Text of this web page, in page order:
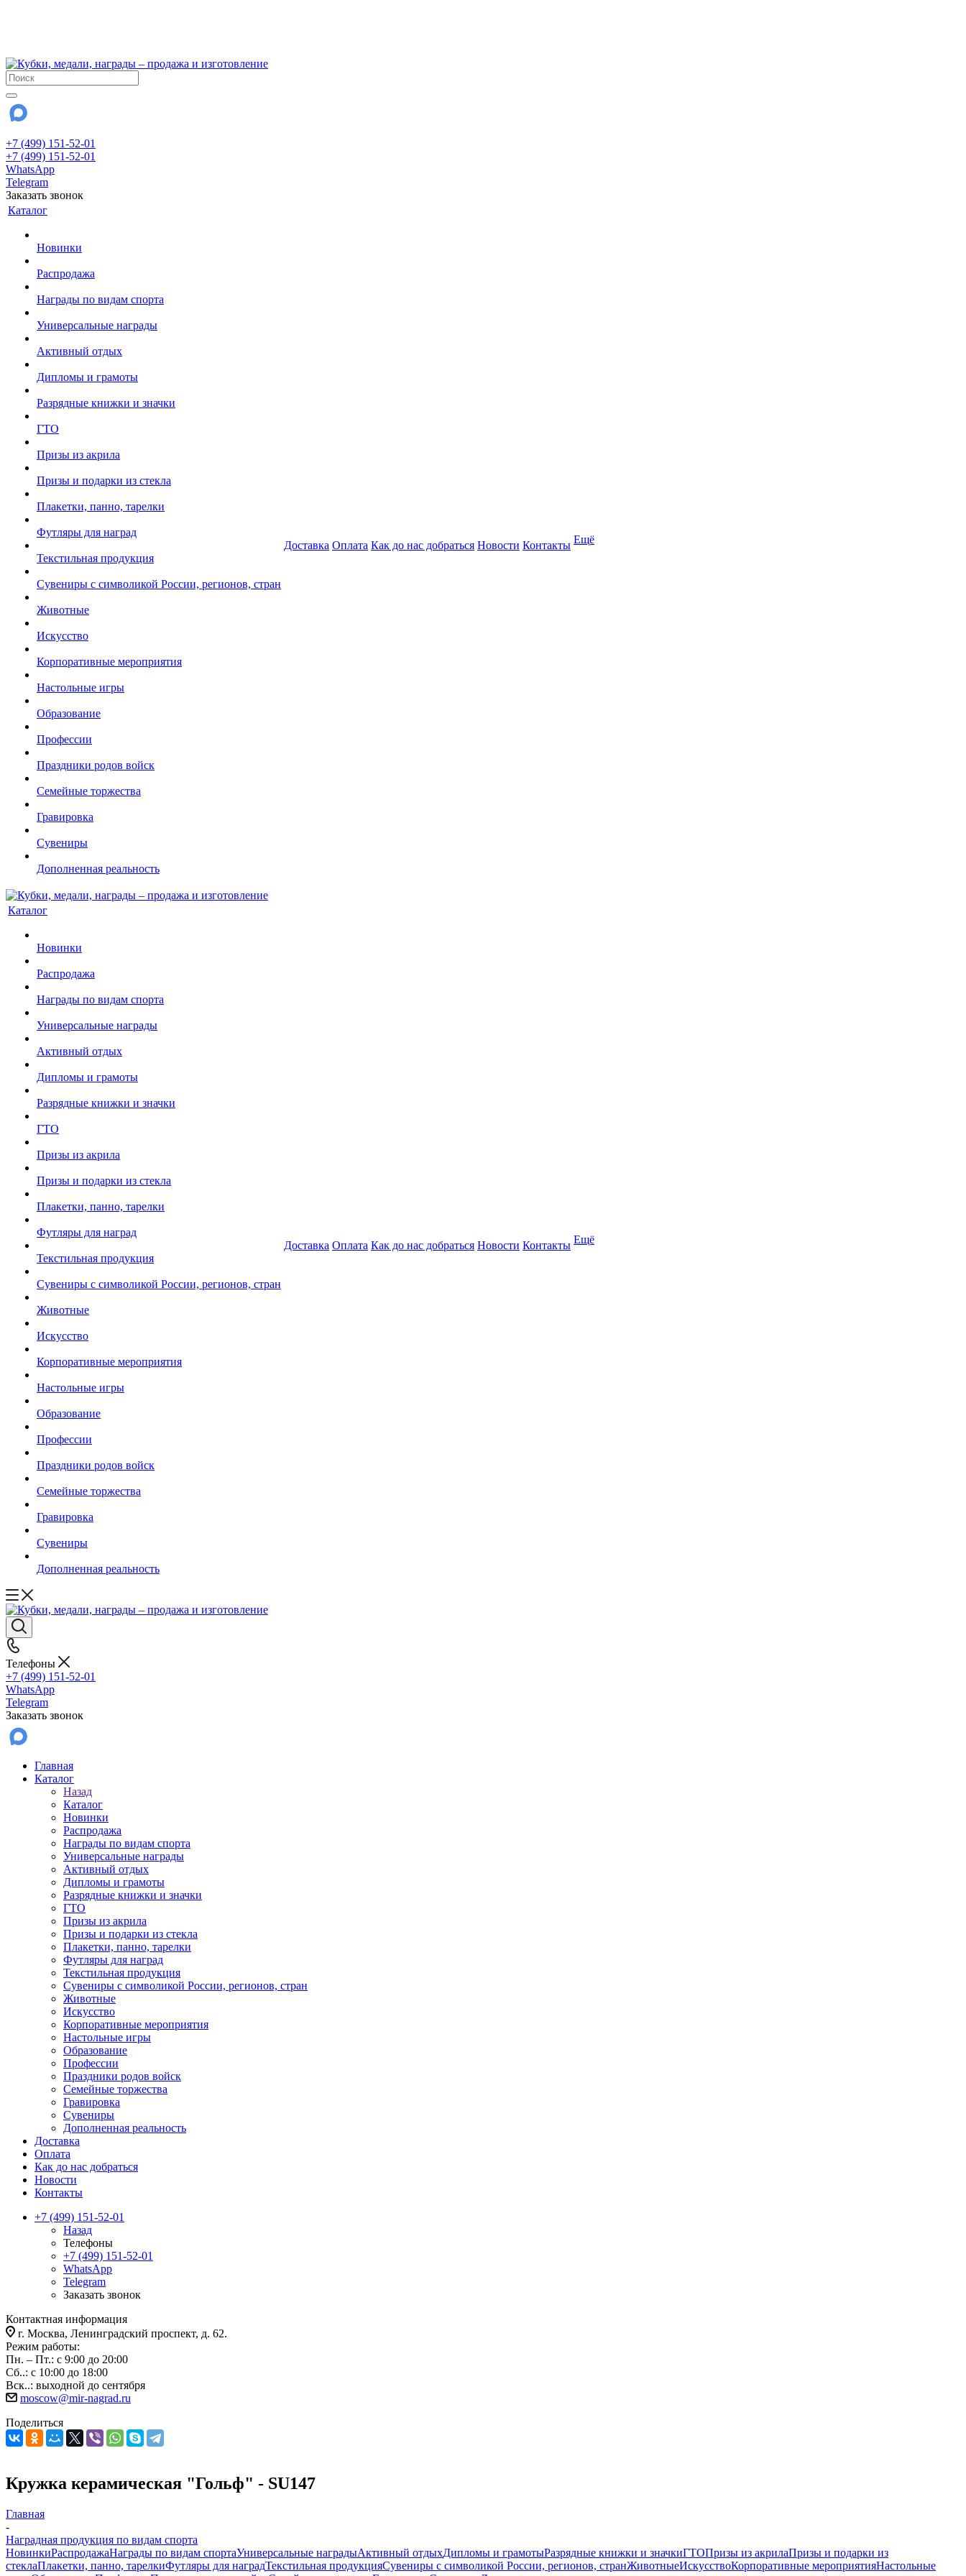
+7 (499) 151-52-01
+7 (499) 151-52-01
WhatsApp
Telegram
Заказать звонок
Каталог
Новинки
Распродажа
Награды по видам спорта
Универсальные награды
Активный отдых
Дипломы и грамоты
Разрядные книжки и значки
ГТО
Призы из акрила
Призы и подарки из стекла
Плакетки, панно, тарелки
Футляры для наград
Текстильная продукция
Сувениры с символикой России, регионов, стран
Животные
Искусство
Корпоративные мероприятия
Настольные игры
Образование
Профессии
Праздники родов войск
Семейные торжества
Гравировка
Сувениры
Дополненная реальность
Доставка Оплата Как до нас добраться Новости Контакты Ещё
Каталог
Новинки
Распродажа
Награды по видам спорта
Универсальные награды
Активный отдых
Дипломы и грамоты
Разрядные книжки и значки
ГТО
Призы из акрила
Призы и подарки из стекла
Плакетки, панно, тарелки
Футляры для наград
Текстильная продукция
Сувениры с символикой России, регионов, стран
Животные
Искусство
Корпоративные мероприятия
Настольные игры
Образование
Профессии
Праздники родов войск
Семейные торжества
Гравировка
Сувениры
Дополненная реальность
Доставка Оплата Как до нас добраться Новости Контакты Ещё
Телефоны
+7 (499) 151-52-01
WhatsApp
Telegram
Заказать звонок
Главная
Каталог
Назад
Каталог
Новинки
Распродажа
Награды по видам спорта
Универсальные награды
Активный отдых
Дипломы и грамоты
Разрядные книжки и значки
ГТО
Призы из акрила
Призы и подарки из стекла
Плакетки, панно, тарелки
Футляры для наград
Текстильная продукция
Сувениры с символикой России, регионов, стран
Животные
Искусство
Корпоративные мероприятия
Настольные игры
Образование
Профессии
Праздники родов войск
Семейные торжества
Гравировка
Сувениры
Дополненная реальность
Доставка
Оплата
Как до нас добраться
Новости
Контакты
+7 (499) 151-52-01
Назад
Телефоны
+7 (499) 151-52-01
WhatsApp
Telegram
Заказать звонок
Контактная информация
г. Москва, Ленинградский проспект, д. 62.
Режим работы:
Пн. – Пт.: с 9:00 до 20:00
Сб..: с 10:00 до 18:00
Вск..: выходной до сентября
moscow@mir-nagrad.ru
Поделиться
Кружка керамическая "Гольф" - SU147
Главная
-
Наградная продукция по видам спорта
НовинкиРаспродажаНаграды по видам спортаУниверсальные наградыАктивный отдыхДипломы и грамотыРазрядные книжки и значкиГТОПризы из акрилаПризы и подарки из
стеклаПлакетки, панно, тарелкиФутляры для наградТекстильная продукцияСувениры с символикой России, регионов, странЖивотныеИскусствоКорпоративные мероприятияНастольные